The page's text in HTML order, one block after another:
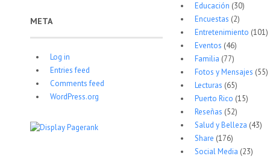
META
Log in
Entries feed
Comments feed
WordPress.org
Educación (30)
Encuestas (2)
Entretenimiento (101)
Eventos (46)
Familia (77)
Fotos y Mensajes (55)
Lecturas (65)
Puerto Rico (15)
Reseñas (52)
Salud y Belleza (43)
Share (176)
Social Media (23)